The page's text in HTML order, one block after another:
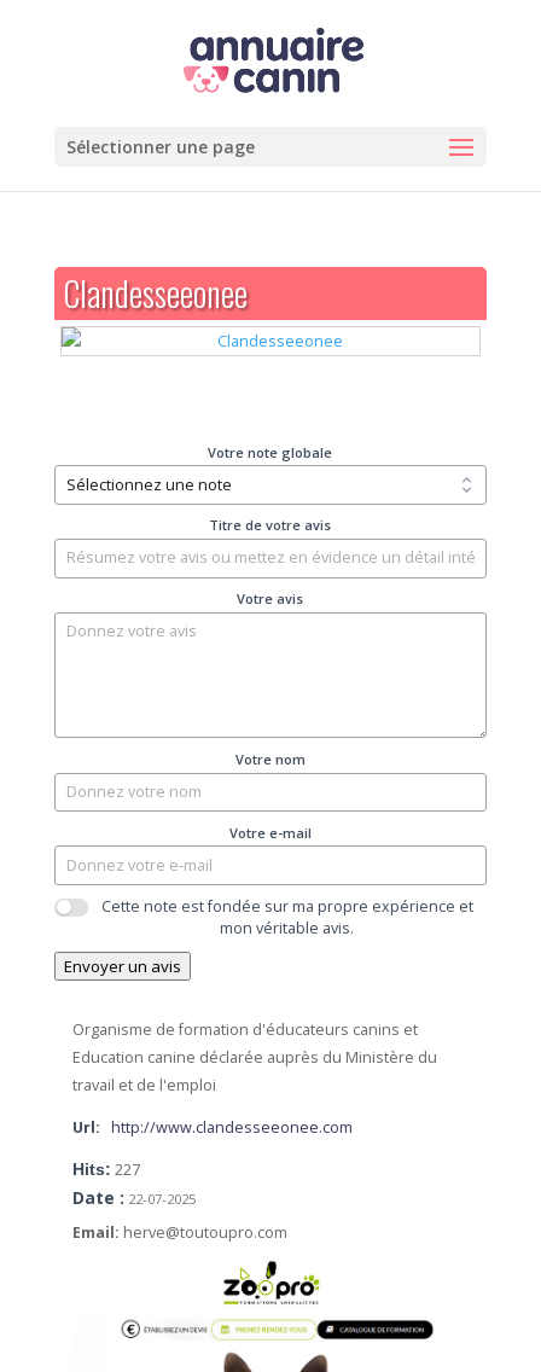
Sélectionner une page
Clandesseeonee
Votre note globale
Titre de votre avis
Votre avis
Votre nom
Votre e-mail
Cette note est fondée sur ma propre expérience et
mon véritable avis.
Envoyer un avis
Organisme de formation d'éducateurs canins et
Education canine déclarée auprès du Ministère du
travail et de l'emploi
Url: http://www.clandesseeonee.com
Hits: 227
Date : 22-07-2025
Email: herve@toutoupro.com